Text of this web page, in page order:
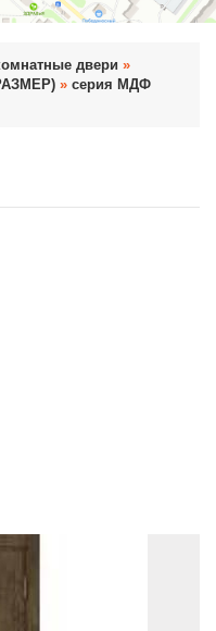
двери »
» серия МДФ